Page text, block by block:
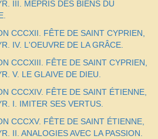
III. MÉPRIS DES BIENS DU
CCCXII. FÊTE DE SAINT CYPRIEN,
IV. L'OEUVRE DE LA GRÂCE.
CCCXIII. FÊTE DE SAINT CYPRIEN,
V. LE GLAIVE DE DIEU.
CCCXIV. FÊTE DE SAINT ÉTIENNE,
I. IMITER SES VERTUS.
CCCXV. FÊTE DE SAINT ÉTIENNE,
II. ANALOGIES AVEC LA PASSION.